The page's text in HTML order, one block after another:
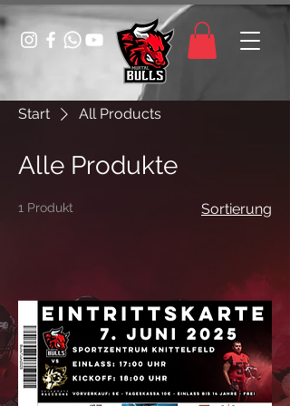
Start All Products
Alle Produkte
1 Produkt Sortierung